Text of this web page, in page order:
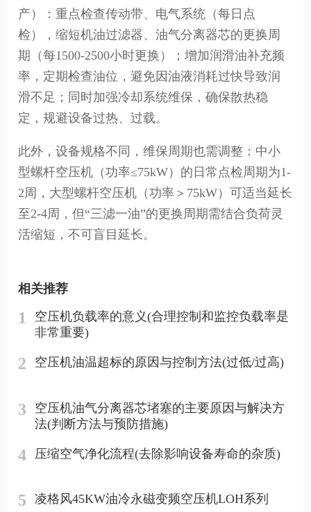
产）：重点检查传动带、电气系统（每日点
检），缩短机油过滤器、油气分离器芯的更换周
期（每1500-2500小时更换）；增加润滑油补充频
率，定期检查油位，避免因油液消耗过快导致润
滑不足；同时加强冷却系统维保，确保散热稳
定，规避设备过热、过载。
此外，设备规格不同，维保周期也需调整：中小
型螺杆空压机（功率≤75kW）的日常点检周期为1-
2周，大型螺杆空压机（功率＞75kW）可适当延长
至2-4周，但“三滤一油”的更换周期需结合负荷灵
活缩短，不可盲目延长。
相关推荐
1
空压机负载率的意义(合理控制和监控负载率是
非常重要)
2 空压机油温超标的原因与控制方法(过低/过高)
3
空压机油气分离器芯堵塞的主要原因与解决方
法(判断方法与预防措施)
4 压缩空气净化流程(去除影响设备寿命的杂质)
5 凌格风45KW油冷永磁变频空压机LOH系列